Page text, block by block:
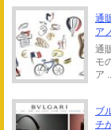
通
ア
通
モ
ア ...
ブ
チ